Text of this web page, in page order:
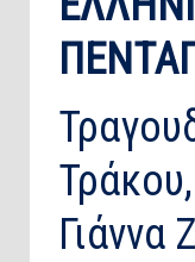
Γιάννα